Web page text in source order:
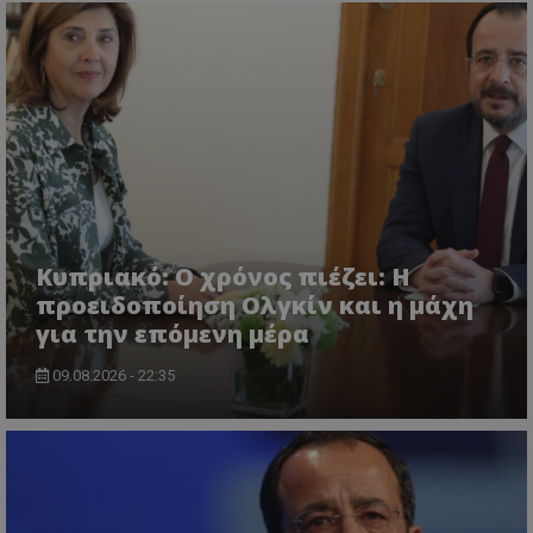
Κυπριακό: Ο χρόνος πιέζει: Η
προειδοποίηση Ολγκίν και η μάχη
για την επόμενη μέρα
09.08.2026 - 22:35
msToken
CookieScript
www.tothemaonline.com